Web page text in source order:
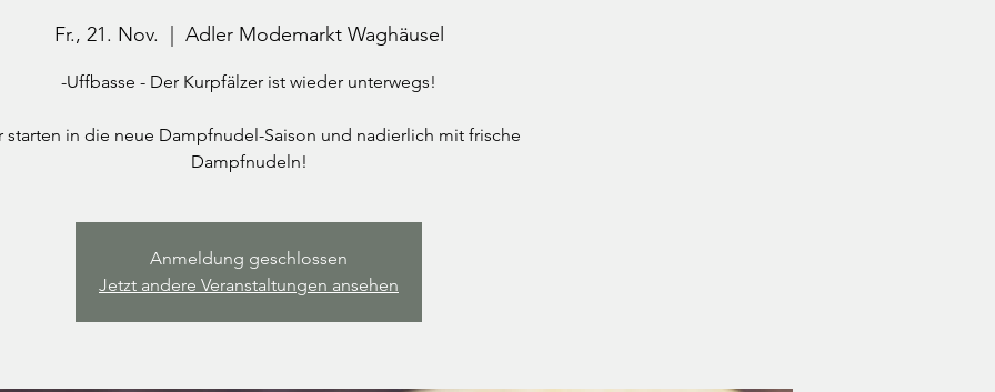
Fr., 21. Nov.
  |
Adler Modemarkt Waghäusel
-Uffbasse - Der Kurpfälzer ist wieder unterwegs!
starten in die neue Dampfnudel-Saison und nadierlich mit frische
Dampfnudeln!
Anmeldung geschlossen
Jetzt andere Veranstaltungen ansehen